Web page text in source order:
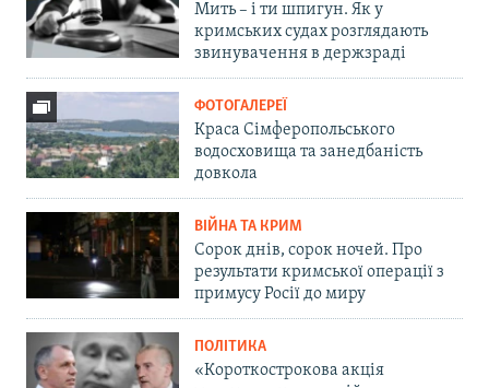
Мить – і ти шпигун. Як у
кримських судах розглядають
звинувачення в держзраді
ФОТОГАЛЕРЕЇ
Краса Сімферопольського
водосховища та занедбаність
довкола
ВІЙНА ТА КРИМ
Сорок днів, сорок ночей. Про
результати кримської операції з
примусу Росії до миру
ПОЛІТИКА
«Короткострокова акція